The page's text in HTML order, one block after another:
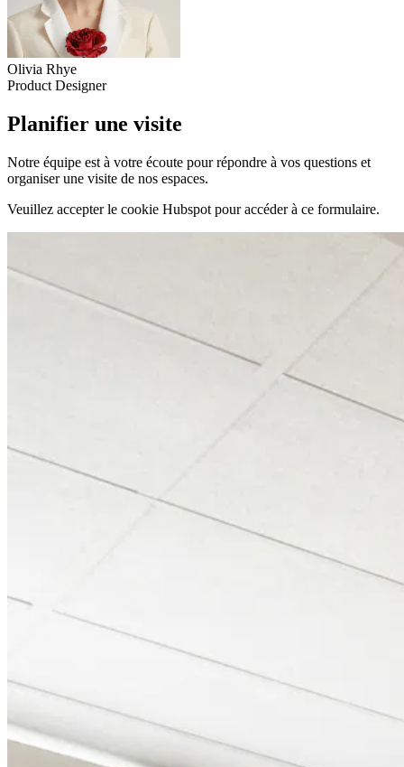
Olivia Rhye
Product Designer
Planifier une visite
Notre équipe est à votre écoute pour répondre à vos questions et
organiser une visite de nos espaces.
Veuillez accepter le cookie Hubspot pour accéder à ce formulaire.